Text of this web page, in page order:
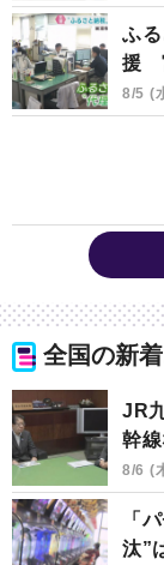
ふ
援
8/5 (
全国の新
JR
幹
8/6 (
「
汰”